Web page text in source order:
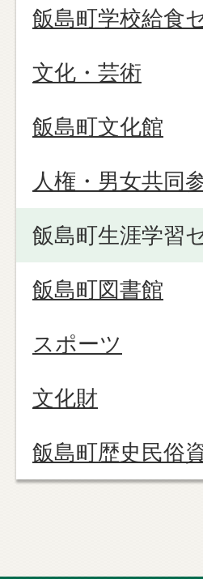
飯島町学校給食
文化・芸術
飯島町文化館
人権・男女共同
飯島町生涯学習
飯島町図書館
スポーツ
文化財
飯島町歴史民俗